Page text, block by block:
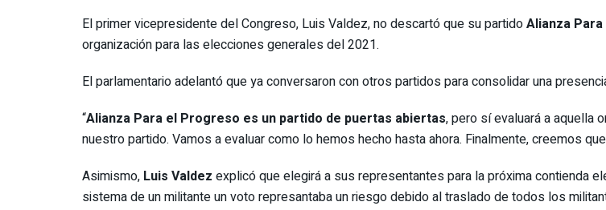
El primer vicepresidente del Congreso, Luis Valdez, no descartó que su partidoAlianza
organización para las elecciones generales del 2021.
El parlamentario adelantó que ya conversaron con otros partidos para consolidar una
“Alianza Para el Progreso es un partido de puertas abiertas, pero sí evaluará a aquella
nuestro partido. Vamos a evaluar como lo hemos hecho hasta ahora. Finalmente, creemos
Asimismo, Luis Valdez explicó que elegirá a sus representantes para la próxima contienda
sistema de un militante un voto represantaba un riesgo debido al traslado de todos los